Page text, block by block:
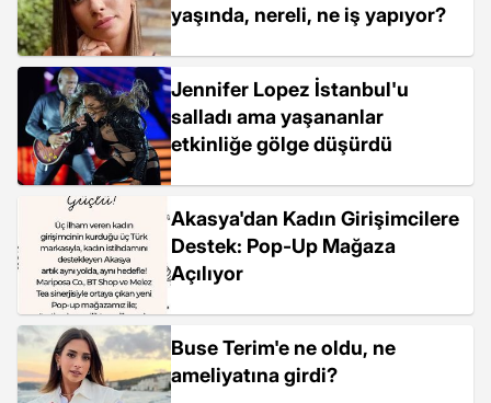
yaşında, nereli, ne iş yapıyor?
Jennifer Lopez İstanbul'u
salladı ama yaşananlar
etkinliğe gölge düşürdü
Akasya'dan Kadın Girişimcilere
Destek: Pop-Up Mağaza
Açılıyor
Buse Terim'e ne oldu, ne
ameliyatına girdi?